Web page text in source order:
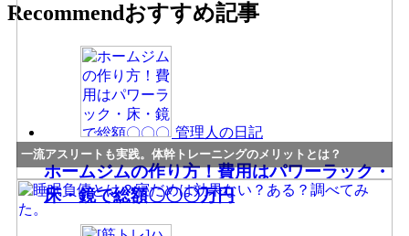
一流アスリートも実践。体幹トレーニングのメリットとは？
Recommend おすすめ記事
管理人の日記
ホームジムの作り方！費用はパワーラック・
床・鏡で総額〇〇〇万円